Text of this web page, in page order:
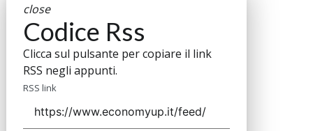
close
Codice Rss
Clicca sul pulsante per copiare il link
RSS negli appunti.
RSS link